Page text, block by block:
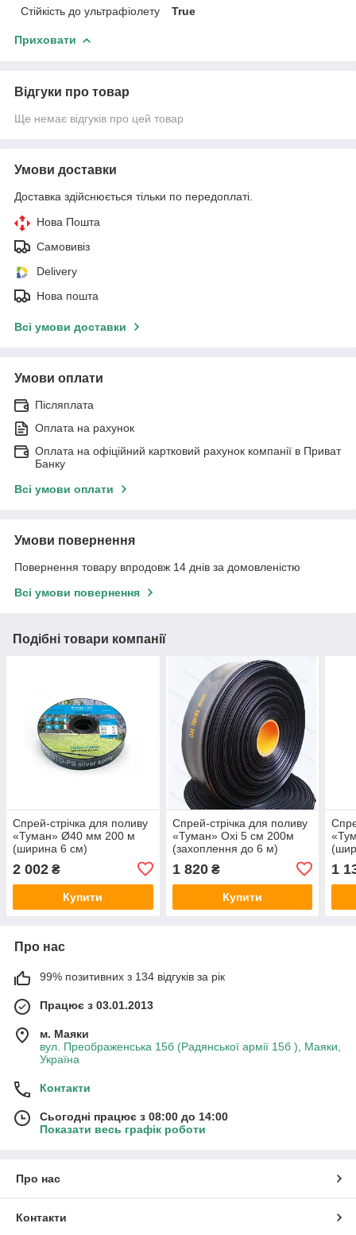
Стійкість до ультрафіолету
True
Приховати
Відгуки про товар
Ще немає відгуків про цей товар
Умови доставки
Доставка здійснюється тільки по передоплаті.
Нова Пошта
Самовивіз
Delivery
Нова пошта
Всі умови доставки
Умови оплати
Післяплата
Оплата на рахунок
Оплата на офіційний картковий рахунок компанії в Приват
Банку
Всі умови оплати
Умови повернення
Повернення товару впродовж 14 днів за домовленістю
Всі умови повернення
Подібні товари компанії
Спрей-стрічка для поливу
«Туман» Ø40 мм 200 м
(ширина 6 см)
2 002 ₴
Купити
Спрей-стрічка для поливу
«Туман» Oxi 5 см 200м
(захоплення до 6 м)
1 820₴
Купити
1
Про нас
99% позитивних з 134 відгуків за рік
Працює з 03.01.2013
м. Маяки
вул. Преображенська 15б (Радянської армії 15б ), Маяки,
Україна
Контакти
Сьогодні працює з 08:00 до 14:00
Показати весь графік роботи
Про нас
Контакти